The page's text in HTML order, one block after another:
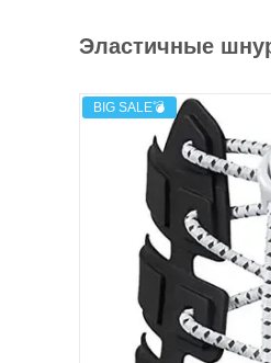
Эластичные
BIG SALE💣